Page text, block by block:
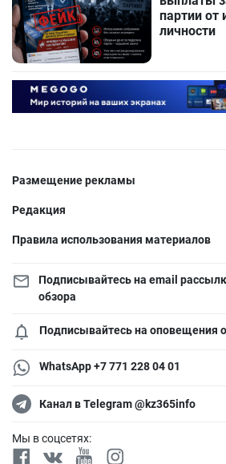
партии от
личности
Размещение рекламы
Редакция
Правила использования материалов
Подписывайтесь на email
обзора
Подписывайтесь на оповещения
WhatsApp +7 771 228 04 01
Канал в Telegram @kz365info
Мы в соцсетях: